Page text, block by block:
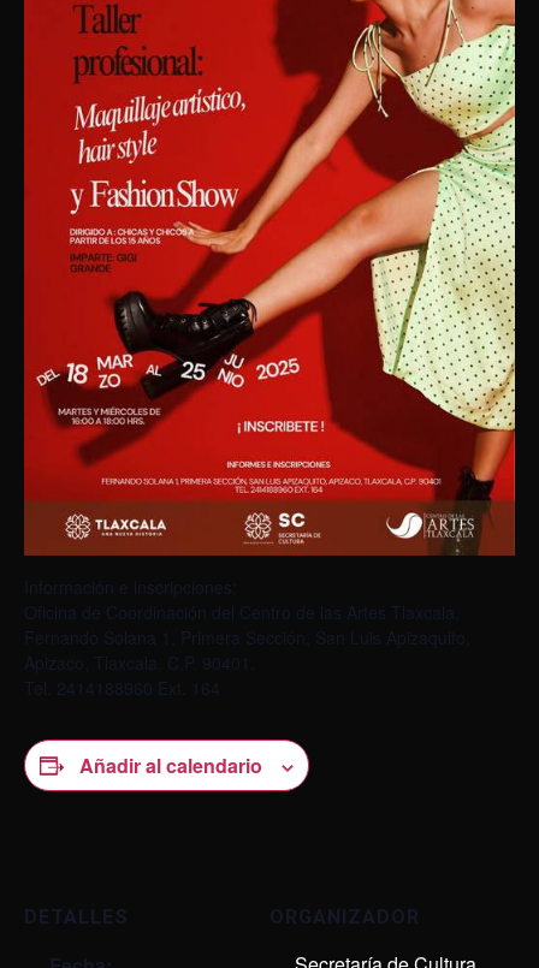
Información e inscripciones:
Oficina de Coordinación del Centro de las Artes Tlaxcala,
Fernando Solana 1, Primera Sección, San Luis Apizaquito,
Apizaco, Tlaxcala, C.P. 90401.
Tel. 2414188960 Ext. 164
Añadir al calendario
DETALLES ORGANIZADOR